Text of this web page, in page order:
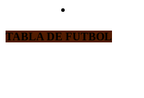
TABLA DE FUTBOL